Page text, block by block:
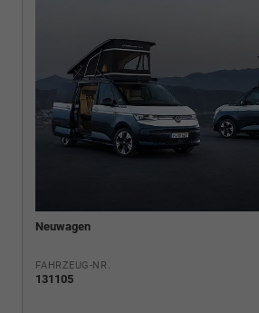
Neuwagen
FAHRZEUG-NR.
131105